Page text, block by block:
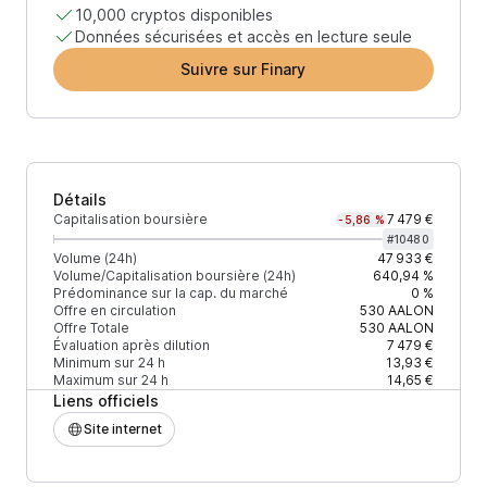
10,000 cryptos disponibles
Données sécurisées et accès en lecture seule
Suivre sur Finary
Détails
Capitalisation boursière -5,86 % 7 479 €
#10480
Volume (24h)
47 933 €
Volume/Capitalisation boursière (24h)
640,94 %
Prédominance sur la cap. du marché
0 %
Offre en circulation
530 AALON
Offre Totale
530 AALON
Évaluation après dilution
7 479 €
Minimum sur 24 h
13,93 €
Maximum sur 24 h
14,65 €
Liens officiels
Site internet